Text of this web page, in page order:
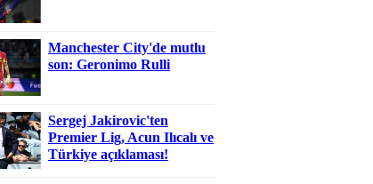
Manchester City'de mutlu
son: Geronimo Rulli
Sergej Jakirovic'ten
Premier Lig, Acun Ilıcalı ve
Türkiye açıklaması!